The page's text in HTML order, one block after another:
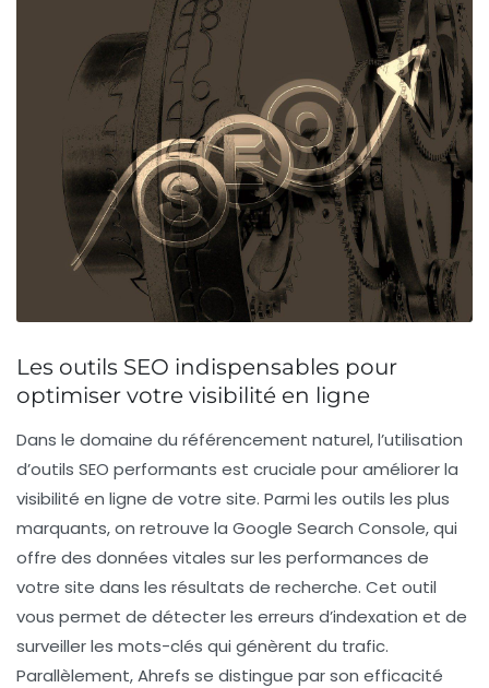
Les outils SEO indispensables pour
optimiser votre visibilité en ligne
Dans le domaine du référencement naturel, l’utilisation
d’outils SEO performants est cruciale pour améliorer la
visibilité en ligne de votre site. Parmi les outils les plus
marquants, on retrouve la Google Search Console, qui
offre des données vitales sur les performances de
votre site dans les résultats de recherche. Cet outil
vous permet de détecter les erreurs d’indexation et de
surveiller les mots-clés qui génèrent du trafic.
Parallèlement,Ahrefs se distingue par son efficacité